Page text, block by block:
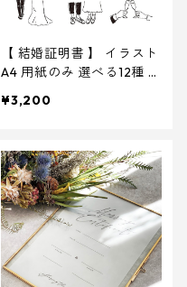
【 結婚証明書 】 イラスト
A4 用紙のみ 選べる12種 ｜
¥3,200